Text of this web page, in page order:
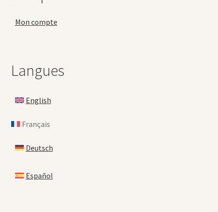
Mon compte
Langues
English
Français
Deutsch
Español